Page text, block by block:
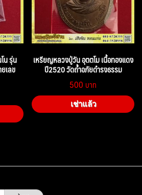
น รุ่น
เลข
เหรียญหลวงปู่วัน อุตตโม เนื้อทองแดง
ปี2520 วัดถ้ำอภัยดำรงธรรม
500
เช่าแล้ว